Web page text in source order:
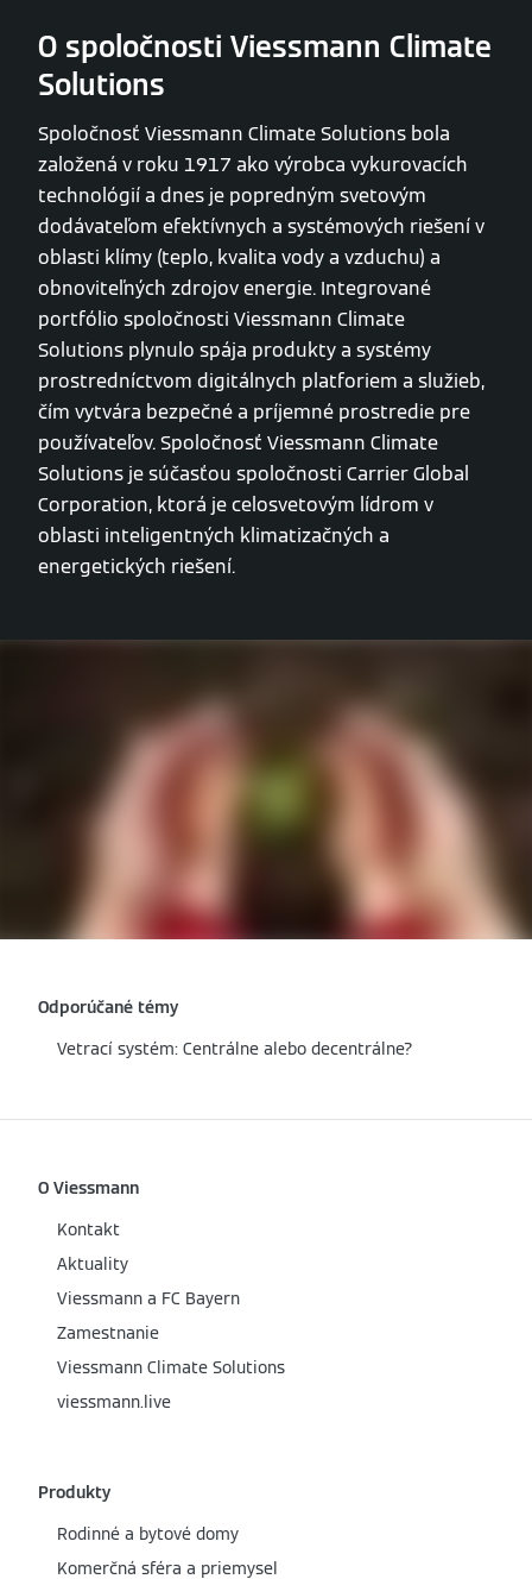
O spoločnosti Viessmann Climate
Solutions
Spoločnosť Viessmann Climate Solutions bola
založená v roku 1917 ako výrobca vykurovacích
technológií a dnes je popredným svetovým
dodávateľom efektívnych a systémových riešení v
oblasti klímy (teplo, kvalita vody a vzduchu) a
obnoviteľných zdrojov energie. Integrované
portfólio spoločnosti Viessmann Climate
Solutions plynulo spája produkty a systémy
prostredníctvom digitálnych platforiem a služieb,
čím vytvára bezpečné a príjemné prostredie pre
používateľov. Spoločnosť Viessmann Climate
Solutions je súčasťou spoločnosti Carrier Global
Corporation, ktorá je celosvetovým lídrom v
oblasti inteligentných klimatizačných a
energetických riešení.
Odporúčané témy
Vetrací systém: Centrálne alebo decentrálne?
O Viessmann
Kontakt
Aktuality
Viessmann a FC Bayern
Zamestnanie
Viessmann Climate Solutions
viessmann.live
Produkty
Rodinné a bytové domy
Komerčná sféra a priemysel